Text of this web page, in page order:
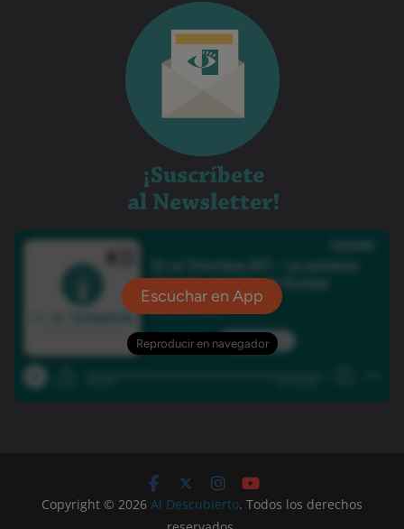
Copyright © 2026 Al Descubierto. Todos los derechos